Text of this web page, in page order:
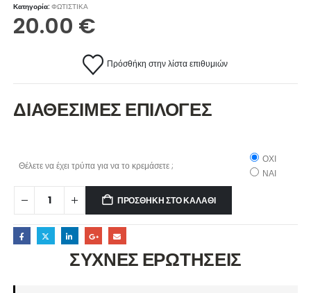
Κατηγορία:ΦΩΤΙΣΤΙΚΑ
20.00 €
Πρόσθήκη στην λίστα επιθυμιών
ΔΙΑΘΕΣΙΜΕΣ ΕΠΙΛΟΓΕΣ
Θέλετε να έχει τρύπα για να το κρεμάσετε ;
ΟΧΙ
ΝΑΙ
ΠΡΟΣΘΉΚΗ ΣΤΟ ΚΑΛΆΘΙ
ΣΥΧΝΕΣ ΕΡΩΤΗΣΕΙΣ